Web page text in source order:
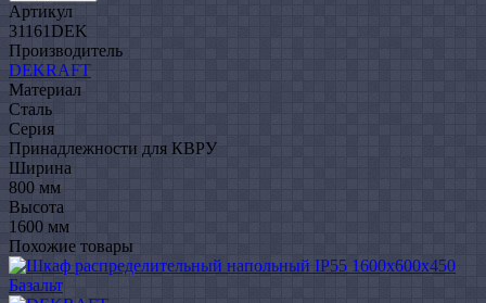
Артикул
31161DEK
Производитель
DEKRAFT
Материал
Сталь
Серия
Принадлежности для КВРУ
Ширина
800 мм
Высота
1600 мм
Похожие товары